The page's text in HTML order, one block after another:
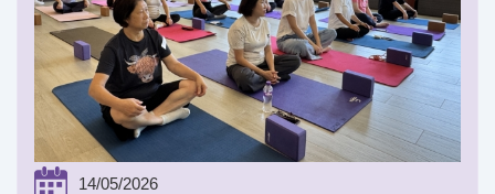
14/05/2026